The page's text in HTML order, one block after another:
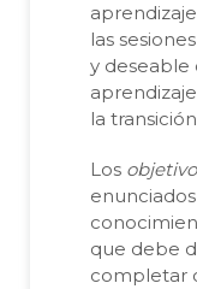
las
y deseable
la
Los
que debe
completar